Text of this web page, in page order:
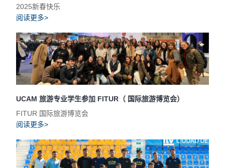
2025新春快乐
阅读更多>
UCAM 旅游专业学生参加 FITUR（ 国际旅游博览会）
FITUR 国际旅游博览会
阅读更多>